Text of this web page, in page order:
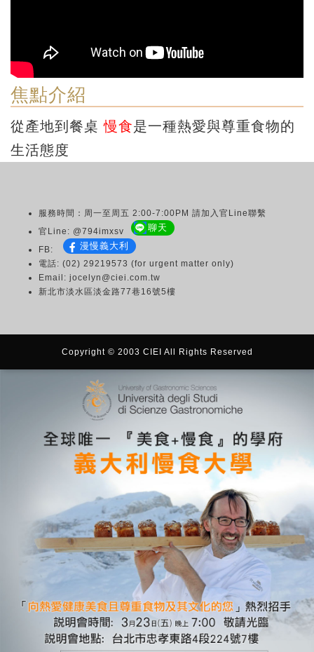
焦點介紹
從產地到餐桌慢食是一種熱愛與尊重食物的
生活態度
服務時間：周一至周五 2:00-7:00PM 請加入官Line聯繫
官Line: @794imxsv
聊天
FB: 漫慢義大利
電話: (02) 29219573 (for urgent matter only)
Email: jocelyn@ciei.com.tw
新北市淡水區淡金路77巷16號5樓
Copyright © 2003 CIEI All Rights Reserved